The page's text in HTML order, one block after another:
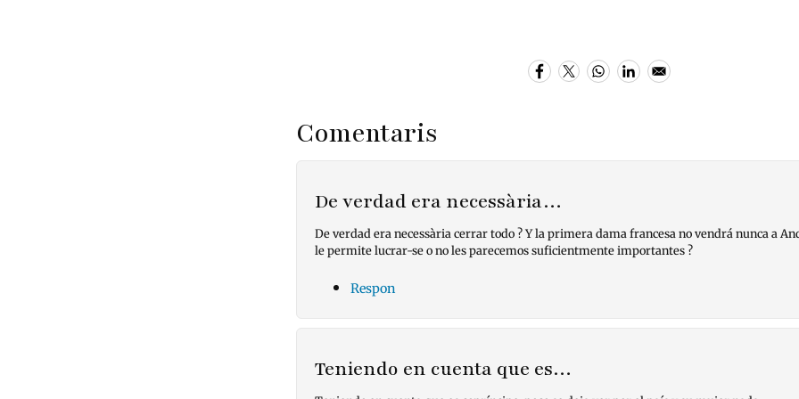
Comentaris
De verdad era necessària…
De verdad era necessària cerrar todo ? Y la primera dama francesa no vendrá nunca a
le permite lucrar-se o no les parecemos suficientmente importantes ?
Respon
Teniendo en cuenta que es…